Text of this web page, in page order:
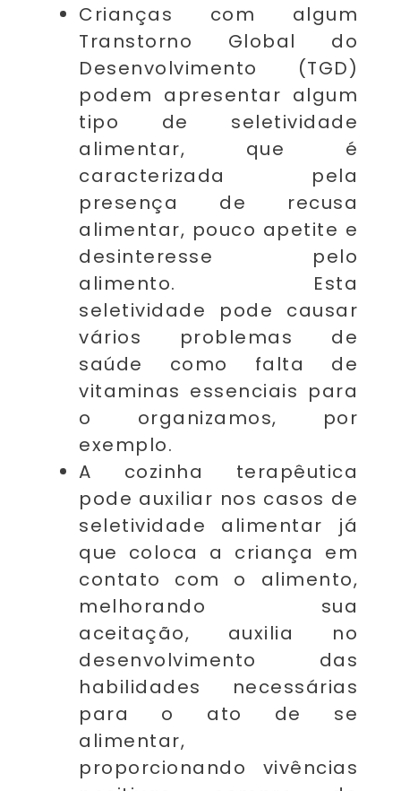
Crianças com algum
Transtorno Global do
Desenvolvimento (TGD)
podem apresentar algum
tipo de seletividade
alimentar, que é
caracterizada pela
presença de recusa
alimentar, pouco apetite e
desinteresse pelo
alimento. Esta
seletividade pode causar
vários problemas de
saúde como falta de
vitaminas essenciais para
o organizamos, por
exemplo.
A cozinha terapêutica
pode auxiliar nos casos de
seletividade alimentar já
que coloca a criança em
contato com o alimento,
melhorando sua
aceitação, auxilia no
desenvolvimento das
habilidades necessárias
para o ato de se
alimentar,
proporcionando vivências